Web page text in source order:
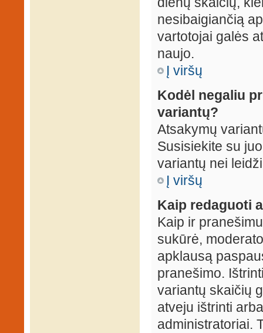
nesibaigiančią
vartotojai galės
naujo.
Į viršų
Kodėl negaliu
variantų?
Atsakymų
Susisiekite su
variantų nei
Į viršų
Kaip redaguoti
Kaip ir
sukūrė,
apklausą
pranešimo.
variantų skaičių
atveju ištrinti
administratoriai.